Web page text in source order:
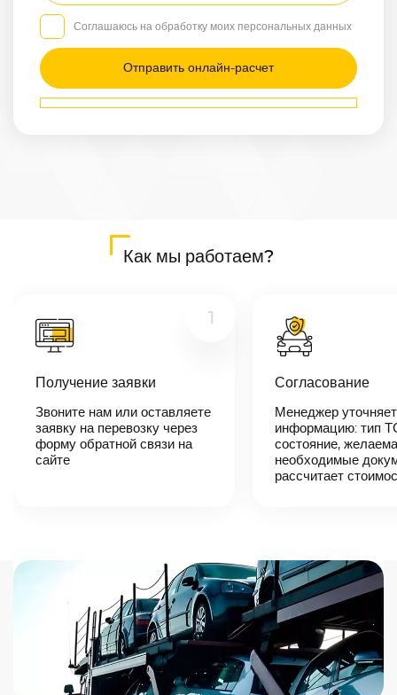
Грузовой
Другое
Транспортное
средство
Седан
/
Маршрут
Арзамас —
В течении 10
логист
вами,
согласует
детали
автоперевозки,
назовет
Соглашаюсь на обработку моих персональных данных
Как мы работаем?
1
Получение заявки
Звоните нам или оставляете
заявку на перевозку через
форму обратной связи на
сайте
Согласование
Менеджер уточняет
информацию: тип
состояние,
необходимые
рассчитает